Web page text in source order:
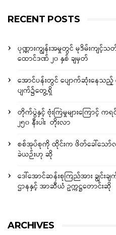
RECENT POSTS
ပုဏ္ဏားကျွန်းအမှုတွင် မုဒိမ်းကျ
ထောင်ဒဏ် ၂၀ နှစ် ချမှတ်
အောင်ပန်းတွင် ပျောက်ဆုံးနေ
ပျက်၌တွေ့ရှိ
တိုက်ပွဲနှင့် ဗုံးကြဲမှုများကြောင့် က
၂၅၀ နီးပါး တိုးလာ
စစ်အုပ်စုကို ထိုင်းက ဖိတ်ခေါ်သ
ခဲယဉ်းဟု ဆို
ဒေါ်အောင်ဆန်းစုကြည်အား ချွင်းခ
ဌာနနှင့် အာဆီယံ ဥက္ကဋ္ဌတောင်းဆို
ARCHIVES